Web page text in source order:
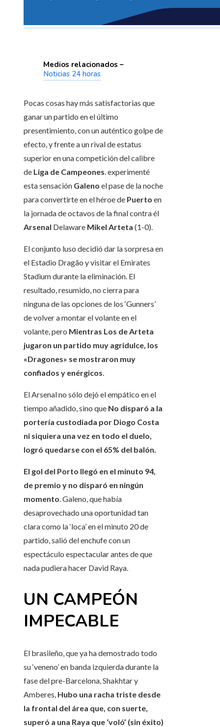
Medios relacionados –
Noticias 24 horas
Pocas cosas hay más satisfactorias que
ganar un partido en el último
presentimiento, con un auténtico golpe de
efecto, y frente a un rival de estatus
superior en una competición del calibre
de Liga de Campeones. experimenté
esta sensación Galeno el pase de la noche
para convertirte en el héroe de Puerto en
la jornada de octavos de la final contra él
Arsenal Delaware Mikel Arteta (1-0).
El conjunto luso decidió dar la sorpresa en
el Estadio Dragão y visitar el Emirates
Stadium durante la eliminación. El
resultado, resumido, no cierra para
ninguna de las opciones de los ‘Gunners’
de volver a montar el volante en el
volante, pero Mientras Los de Arteta
jugaron un partido muy agridulce, los
«Dragones» se mostraron muy
confiados y enérgicos.
El Arsenal no sólo dejó el empático en el
tiempo añadido, sino que No disparó a la
portería custodiada por Diogo Costa
ni siquiera una vez en todo el duelo,
logró quedarse con el 65% del balón.
El gol del Porto llegó en el minuto 94,
de premio y no disparó en ningún
momento. Galeno, que había
desaprovechado una oportunidad tan
clara como la ‘loca’ en el minuto 20 de
partido, salió del enchufe con un
espectáculo espectacular antes de que
nada pudiera hacer David Raya.
UN CAMPEÓN
IMPECABLE
El brasileño, que ya ha demostrado todo
su ‘veneno’ en banda izquierda durante la
fase del pre-Barcelona, ​​Shakhtar y
Amberes, Hubo una racha triste desde
la frontal del área que, con suerte,
superó a una Raya que ‘voló’ (sin éxito)